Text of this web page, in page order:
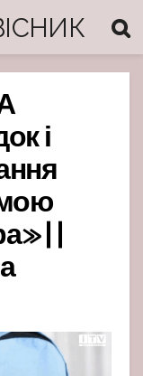
і
| |